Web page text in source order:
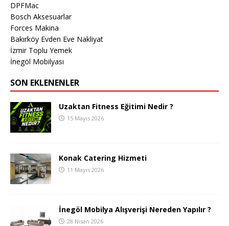
DPFMac
Bosch Aksesuarlar
Forces Makina
Bakırköy Evden Eve Nakliyat
İzmir Toplu Yemek
İnegöl Mobilyası
SON EKLENENLER
Uzaktan Fitness Eğitimi Nedir ?
15 Mayıs 2026
Konak Catering Hizmeti
11 Mayıs 2026
İnegöl Mobilya Alışverişi Nereden Yapılır ?
28 Nisan 2026